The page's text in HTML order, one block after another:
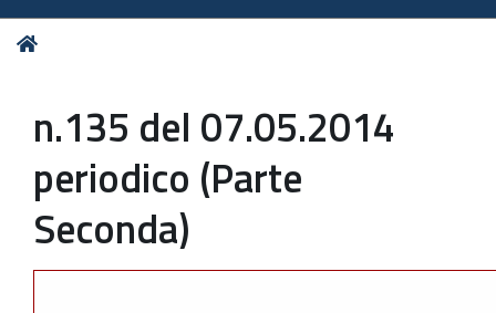
Tu
n.135 del 07.05.2014
periodico (Parte
Seconda)